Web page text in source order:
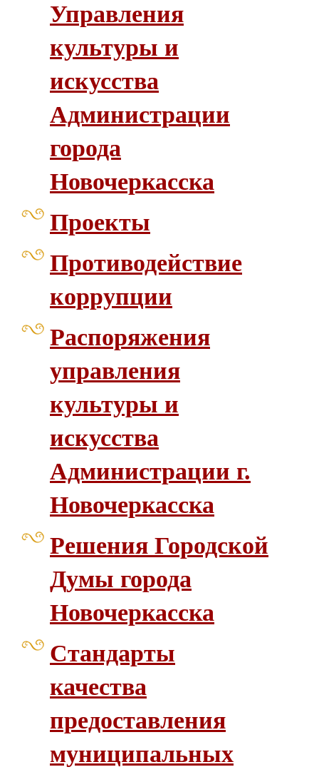
Управления
культуры и
искусства
Администрации
города
Новочеркасска
Проекты
Противодействие
коррупции
Распоряжения
управления
культуры и
искусства
Администрации г.
Новочеркасска
Решения Городской
Думы города
Новочеркасска
Стандарты
качества
предоставления
муниципальных